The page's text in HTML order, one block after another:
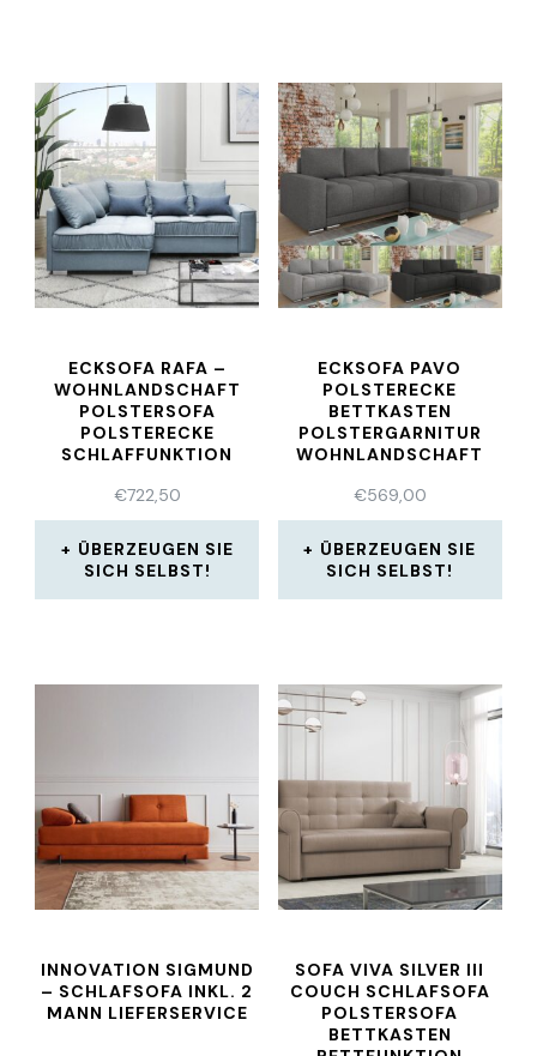
ECKSOFA RAFA –
WOHNLANDSCHAFT
POLSTERSOFA
POLSTERECKE
SCHLAFFUNKTION
€722,50
ÜBERZEUGEN SIE
SICH SELBST!
ECKSOFA PAVO
POLSTERECKE
BETTKASTEN
POLSTERGARNITUR
WOHNLANDSCHAFT
€569,00
ÜBERZEUGEN SIE
SICH SELBST!
INNOVATION SIGMUND
– SCHLAFSOFA INKL. 2
MANN LIEFERSERVICE
SOFA VIVA SILVER III
COUCH SCHLAFSOFA
POLSTERSOFA
BETTKASTEN